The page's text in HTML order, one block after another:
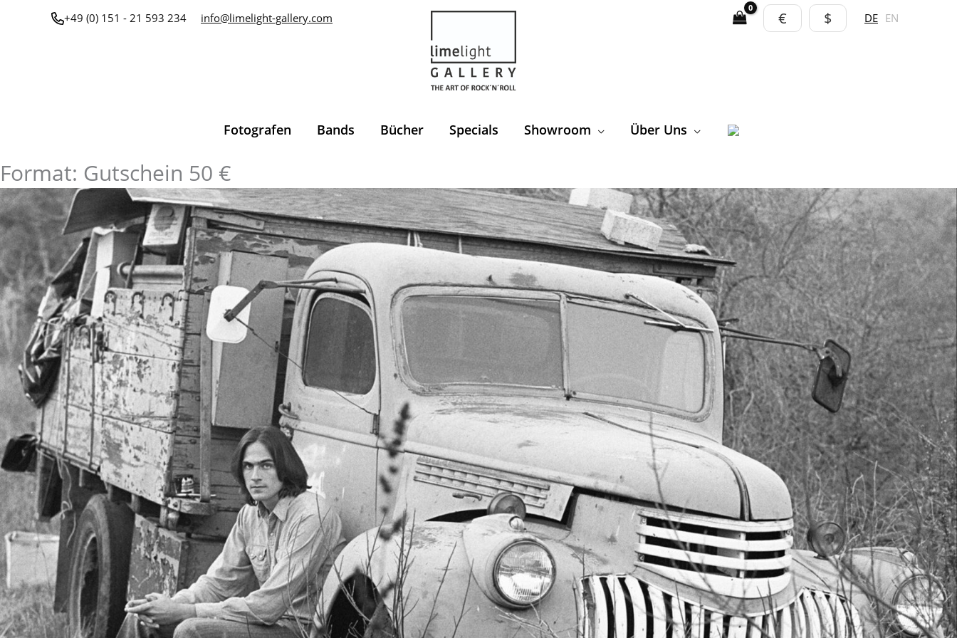
+49 (0) 151 - 21 593 234 info@limelight-gallery.com € $ DE EN
Fotografen Bands Bücher Specials Showroom Über Uns
Format: Gutschein 50 €